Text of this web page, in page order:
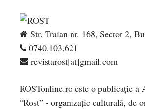
Str. Traian nr. 168, Sector 2,
0740.103.621
revistarost[at]gmail.com
ROSTonline.ro este o publicaţie a
“Rost” - organizaţie culturală, de